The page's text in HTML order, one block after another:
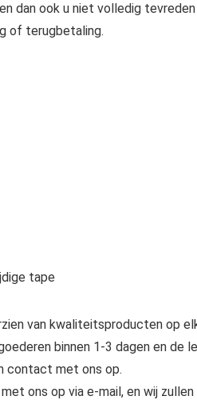
dan ook u niet volledig
of terugbetaling.
tape
van kwaliteitsproducten op
binnen 1-3 dagen en de
contact met ons op.
ons op via e-mail, en wij